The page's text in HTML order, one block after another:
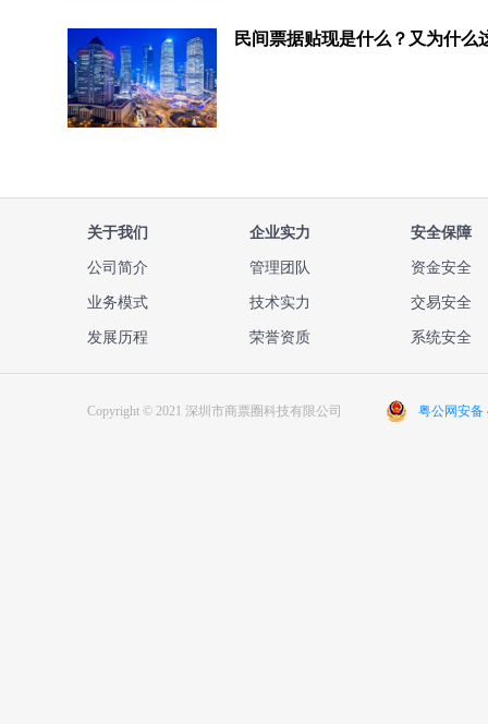
关于我们
公司简介
业务模式
发展历程
企业实力
管理团队
技术实力
荣誉资质
安全保障
资金安全
交易安全
系统安全
Copyright © 2021 深圳市商票圈科技有限公司 粤公网安备